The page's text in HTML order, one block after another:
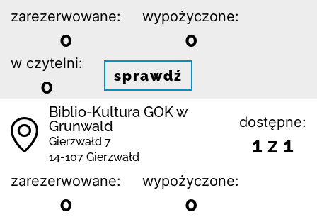
zarezerwowane:
0
wypożyczone:
0
w czytelni:
0 sprawdź
Biblio-Kultura GOK w
Grunwald
Gierzwałd 7
14-107 Gierzwałd
dostępne:
1 z 1
zarezerwowane:
0
wypożyczone:
0